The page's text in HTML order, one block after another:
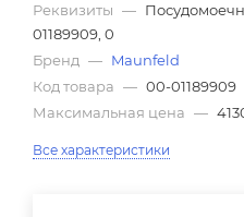
Реквизиты —
01189909, 0
Бренд — Maunfeld
Код товара — 00-01189909
Максимальная цена —
Все характеристики